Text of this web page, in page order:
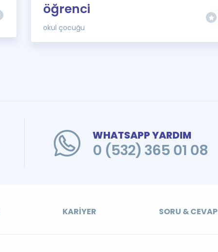
öğrenci
okul çocuğu
WHATSAPP YARDIM
0 (532) 365 01 08
KARIYER SORU & CEVAP